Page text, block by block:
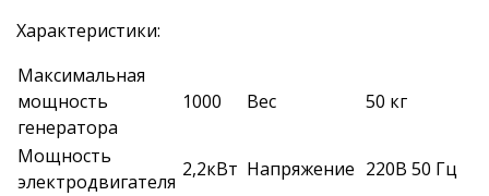
Характеристики:
Максимальная
мощность
генератора
1000 Вес 50 кг
Мощность
электродвигателя
2,2кВт Напряжение 220В 50 Гц